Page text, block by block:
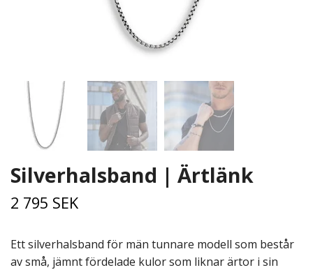
Silverhalsband | Ärtlänk
2 795 SEK
Ett silverhalsband för män tunnare modell som består
av små, jämnt fördelade kulor som liknar ärtor i sin